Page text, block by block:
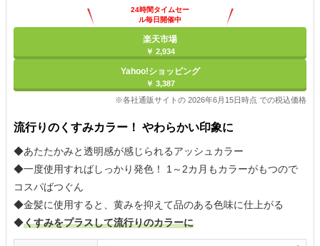
24時間タイムセー
ル毎日開催中
楽天市場
￥ 2,934
Yahoo!ショッピング
￥ 3,387
※各社通販サイトの 2026年6月15日時点 での税込価格
流行りのくすみカラー！ やわらかい印象に
◆あたたかみと透明感が感じられるアッシュカラー
◆一度使用すればしっかり発色！ 1～2カ月もカラーがもつので
コスパばつぐん
◆金髪に使用すると、黄みを抑えて品のある色味に仕上がる
◆くすみをプラスして流行りのカラーに